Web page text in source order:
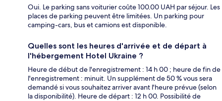
Oui. Le parking sans voiturier coûte 100.00 UAH par séjour. Les
places de parking peuvent être limitées. Un parking pour
camping-cars, bus et camions est disponible.
Quelles sont les heures d'arrivée et de départ à
l'hébergement Hotel Ukraine ?
Heure de début de l'enregistrement : 14 h 00 ; heure de fin de
l'enregistrement : minuit. Un supplément de 50 % vous sera
demandé si vous souhaitez arriver avant l'heure prévue (selon
la disponibilité). Heure de départ : 12 h 00. Possibilité de